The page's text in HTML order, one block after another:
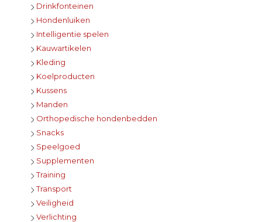
Drinkfonteinen
Hondenluiken
Intelligentie spelen
Kauwartikelen
Kleding
Koelproducten
Kussens
Manden
Orthopedische hondenbedden
Snacks
Speelgoed
Supplementen
Training
Transport
Veiligheid
Verlichting